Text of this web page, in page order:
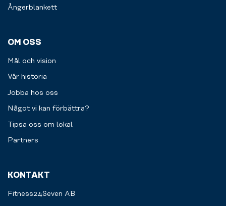
Ångerblankett
OM OSS
Mål och vision
Vår historia
Jobba hos oss
Något vi kan förbättra?
Tipsa oss om lokal
Partners
KONTAKT
Fitness24Seven AB